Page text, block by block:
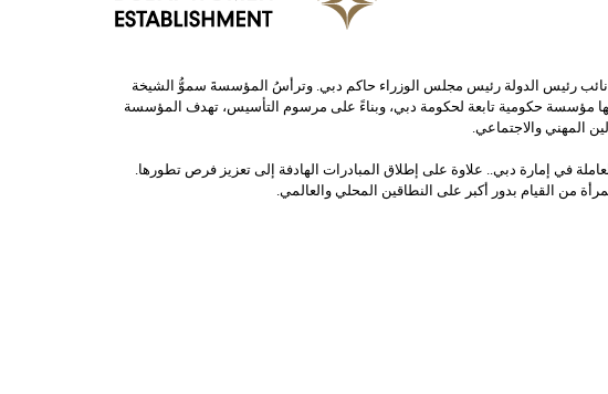
الشيخ محمد بن راشد آل مكتوم، نائب رئيس الدولة رئيس مجلس الوزراء حاكم دبي. وترأسُ المؤسسةَ سموُّ الشيخة
مؤسسة حكومية تابعة لحكومة دبي، وبناءً على مرسوم التأسيس، تهدف المؤسسة
المهني والاجتماعي.
في إمارة دبي.. علاوة على إطلاق المبادرات الهادفة إلى تعزيز فرص تطورها.
من القيام بدور أكبر على النطاقين المحلي والعالمي.